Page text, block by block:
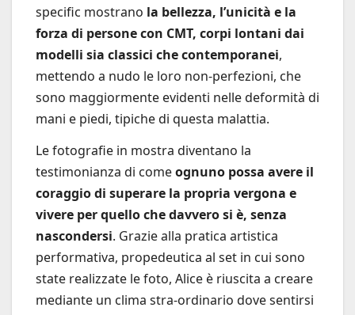
specific mostrano la bellezza, l’unicità e la
forza di persone con CMT, corpi lontani dai
modelli sia classici che contemporanei,
mettendo a nudo le loro non-perfezioni, che
sono maggiormente evidenti nelle deformità di
mani e piedi, tipiche di questa malattia.
Le fotografie in mostra diventano la
testimonianza di comeognuno possa avere il
coraggio di superare la propria vergona e
vivere per quello che davvero si è, senza
nascondersi. Grazie alla pratica artistica
performativa, propedeutica al set in cui sono
state realizzate le foto, Alice è riuscita a creare
mediante un clima stra-ordinario dove sentirsi